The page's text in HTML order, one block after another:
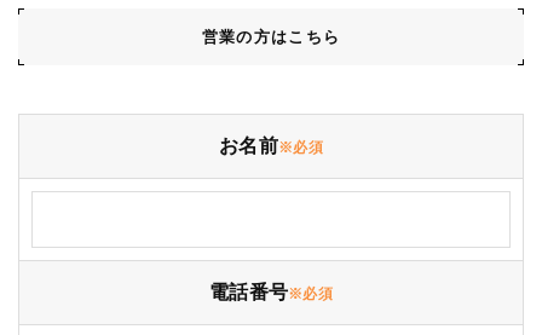
営業の方はこちら
お名前※必須
電話番号※必須